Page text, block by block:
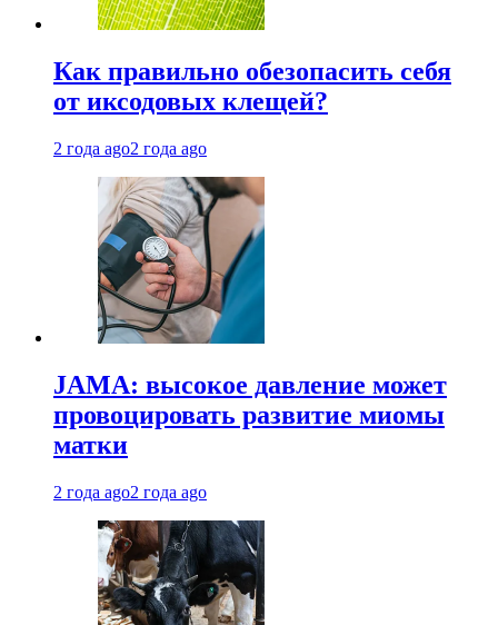
Как правильно обезопасить себя
от иксодовых клещей?
2 года ago2 года ago
JAMA: высокое давление может
провоцировать развитие миомы
матки
2 года ago2 года ago